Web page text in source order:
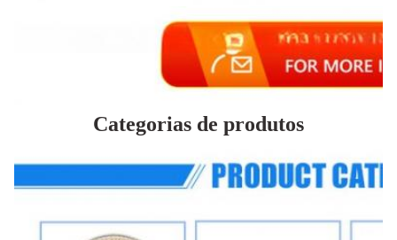
Categorias de produtos